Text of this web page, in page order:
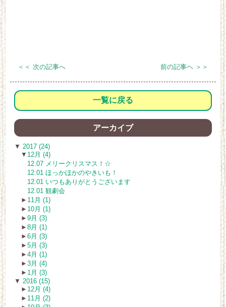
＜＜ 次の記事へ 前の記事へ ＞＞
一覧に戻る
アーカイブ
▼ 2017 (24)
▼ 12月 (4)
12.07 メリークリスマス！☆
12.01 ほっかほかのやきいも！
12.01 いつもありがとうございます
12.01 観劇会
► 11月 (1)
► 10月 (1)
► 9月 (3)
► 8月 (1)
► 6月 (3)
► 5月 (3)
► 4月 (1)
► 3月 (4)
► 1月 (3)
▼ 2016 (15)
► 12月 (4)
► 11月 (2)